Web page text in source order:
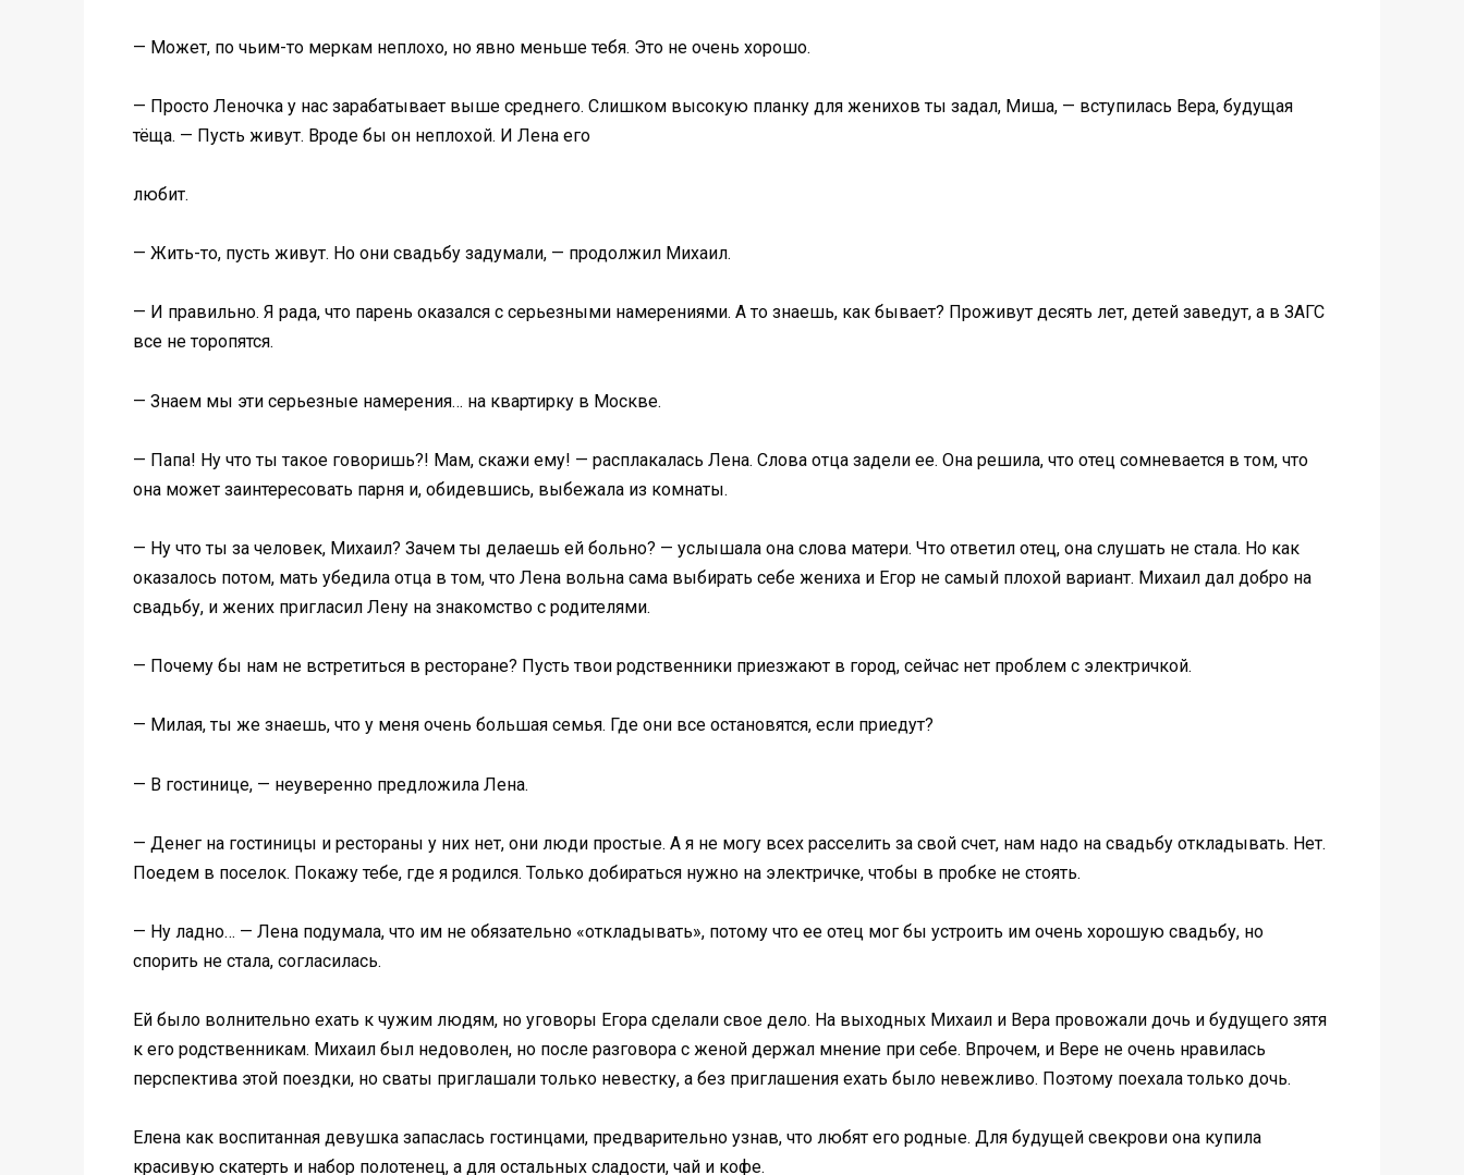
— Может, по чьим-то меркам неплохо, но явно меньше тебя. Это не очень хорошо.
— Просто Леночка у нас зарабатывает выше среднего. Слишком высокую планку для женихов ты задал, Миша, — вступилась Вера, будущая
тёща. — Пусть живут. Вроде бы он неплохой. И Лена его
любит.
— Жить-то, пусть живут. Но они свадьбу задумали, — продолжил Михаил.
— И правильно. Я рада, что парень оказался с серьезными намерениями. А то знаешь, как бывает? Проживут десять лет, детей заведут, а в ЗАГС
все не торопятся.
— Знаем мы эти серьезные намерения… на квартирку в Москве.
— Папа! Ну что ты такое говоришь?! Мам, скажи ему! — расплакалась Лена. Слова отца задели ее. Она решила, что отец сомневается в том, что
она может заинтересовать парня и, обидевшись, выбежала из комнаты.
— Ну что ты за человек, Михаил? Зачем ты делаешь ей больно? — услышала она слова матери. Что ответил отец, она слушать не стала. Но как
оказалось потом, мать убедила отца в том, что Лена вольна сама выбирать себе жениха и Егор не самый плохой вариант. Михаил дал добро на
свадьбу, и жених пригласил Лену на знакомство с родителями.
— Почему бы нам не встретиться в ресторане? Пусть твои родственники приезжают в город, сейчас нет проблем с электричкой.
— Милая, ты же знаешь, что у меня очень большая семья. Где они все остановятся, если приедут?
— В гостинице, — неуверенно предложила Лена.
— Денег на гостиницы и рестораны у них нет, они люди простые. А я не могу всех расселить за свой счет, нам надо на свадьбу откладывать. Нет.
Поедем в поселок. Покажу тебе, где я родился. Только добираться нужно на электричке, чтобы в пробке не стоять.
— Ну ладно… — Лена подумала, что им не обязательно «откладывать», потому что ее отец мог бы устроить им очень хорошую свадьбу, но
спорить не стала, согласилась.
Ей было волнительно ехать к чужим людям, но уговоры Егора сделали свое дело. На выходных Михаил и Вера провожали дочь и будущего зятя
к его родственникам. Михаил был недоволен, но после разговора с женой держал мнение при себе. Впрочем, и Вере не очень нравилась
перспектива этой поездки, но сваты приглашали только невестку, а без приглашения ехать было невежливо. Поэтому поехала только дочь.
Елена как воспитанная девушка запаслась гостинцами, предварительно узнав, что любят его родные. Для будущей свекрови она купила
красивую скатерть и набор полотенец, а для остальных сладости, чай и кофе.